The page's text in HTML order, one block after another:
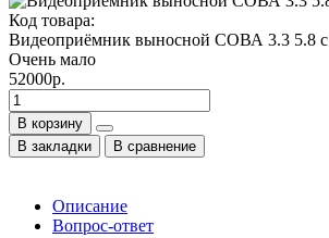
Код товара:
Видеоприёмник выносной СОВА 3.3 5.8 с
Очень мало
52000р.
В корзину
В закладки
В сравнение
Описание
Вопрос-ответ